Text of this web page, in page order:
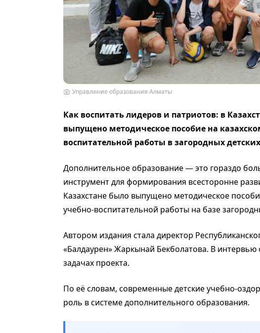
Управление образования Алматы
Как воспитать лидеров и патриотов: в
выпущено методическое пособие на
воспитательной работы в загородных
Дополнительное образование — это гораздо
инструмент для формирования всесторонне
Казахстане было выпущено методическое
учебно-воспитательной работы на базе
Автором издания стала директор
«Балдаурен» Жаркынай Бекболатова. В интервью
задачах проекта.
По её словам, современные детские учебно-
роль в системе дополнительного образования.